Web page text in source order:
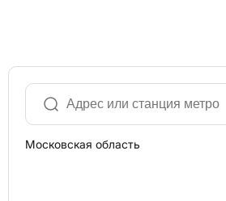
Московская область